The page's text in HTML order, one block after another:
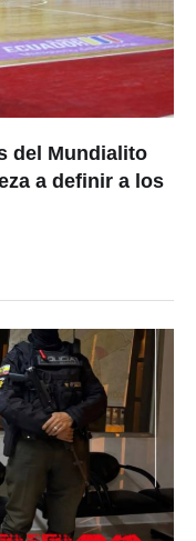
del Mundialito
a definir a los